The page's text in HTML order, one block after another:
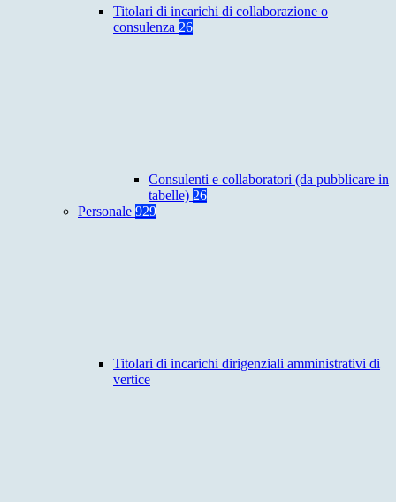
Titolari di incarichi di collaborazione o
consulenza 26
Consulenti e collaboratori (da pubblicare in
tabelle) 26
Personale 929
Titolari di incarichi dirigenziali amministrativi di
vertice